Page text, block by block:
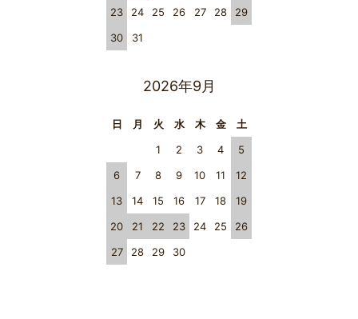
23
24 25 26 27 28
29
30
31
2026年9月
日 月 火 水 木 金
土
1
2 3 4
5
6
7 8 9 10 11
12
13
14 15 16 17 18
19
20
21 22 23 24 25
26
27
28 29 30